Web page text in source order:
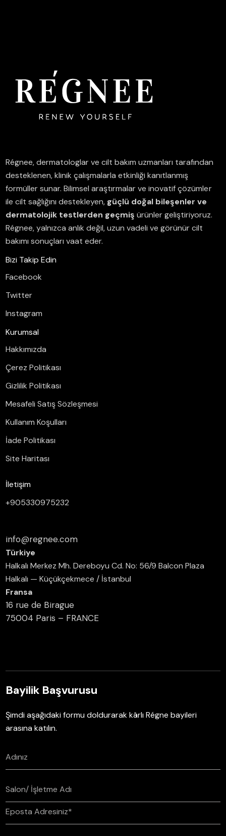
Régnee, dermatologlar ve cilt bakım uzmanları tarafından
desteklenen, klinik çalışmalarla etkinliği kanıtlanmış
formüller sunar.Bilimsel araştırmalar ve inovatif çözümler
ile cilt sağlığını destekleyen, güçlü doğal bileşenler ve
dermatolojik testlerden geçmiş ürünler geliştiriyoruz.
Régnee, yalnızca anlık değil, uzun vadeli ve görünür cilt
bakımı sonuçları vaat eder.
Bizi Takip Edin
Facebook
Twitter
Instagram
Kurumsal
Hakkımızda
Çerez Politikası
Gizlilik Politikası
Mesafeli Satış Sözleşmesi
Kullanım Koşulları
İade Politikası
Site Haritası
İletişim
+905330975232
info@regnee.com
Türkiye
Halkalı Merkez Mh. Dereboyu Cd. No: 56/9 Balcon Plaza
Halkalı — Küçükçekmece / İstanbul
Fransa
16 rue de Birague
75004 Paris – FRANCE
Bayilik Başvurusu
Şimdi aşağıdaki formu doldurarak kârlı Régne bayileri
arasına katılın.